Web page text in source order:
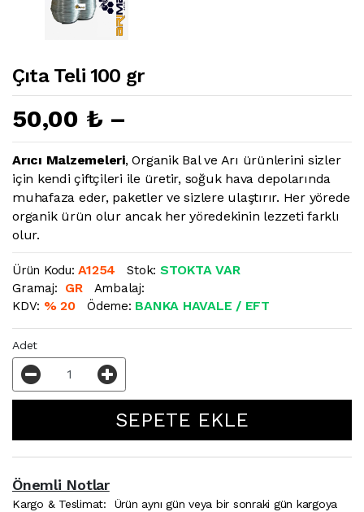
Çıta Teli 100 gr
50,00 ₺ –
Arıcı Malzemeleri, Organik Bal ve Arı ürünlerini sizler
için kendi çiftçileri ile üretir, soğuk hava depolarında
muhafaza eder, paketler ve sizlere ulaştırır. Her yörede
organik ürün olur ancak her yöredekinin lezzeti farklı
olur.
Ürün Kodu: A1254 Stok: STOKTA VAR
Gramaj: GRAmbalaj:
KDV: % 20Ödeme: BANKA HAVALE / EFT
Adet
Önemli Notlar
Kargo & Teslimat:
Ürün aynı gün veya bir sonraki gün kargoya